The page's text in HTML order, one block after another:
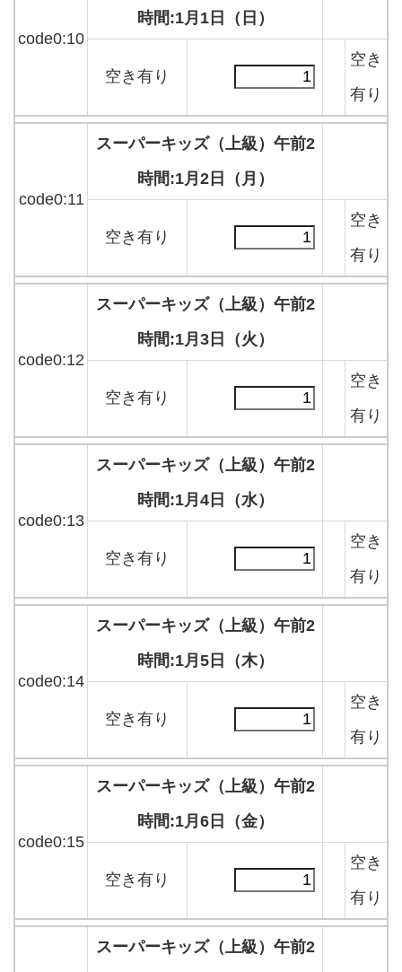
code0:10
時間:1月1日（日）
空き有り
空き
有り
code0:11
スーパーキッズ（上級）午前2
時間:1月2日（月）
空き有り
空き
有り
code0:12
スーパーキッズ（上級）午前2
時間:1月3日（火）
空き有り
空き
有り
code0:13
スーパーキッズ（上級）午前2
時間:1月4日（水）
空き有り
空き
有り
code0:14
スーパーキッズ（上級）午前2
時間:1月5日（木）
空き有り
空き
有り
code0:15
スーパーキッズ（上級）午前2
時間:1月6日（金）
空き有り
空き
有り
スーパーキッズ（上級）午前2